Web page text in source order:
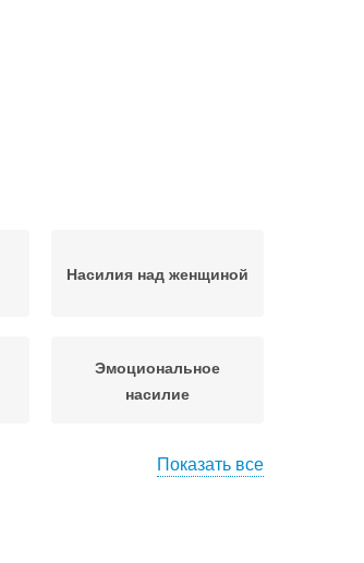
Насилия над женщиной
Эмоциональное
насилие
Показать все